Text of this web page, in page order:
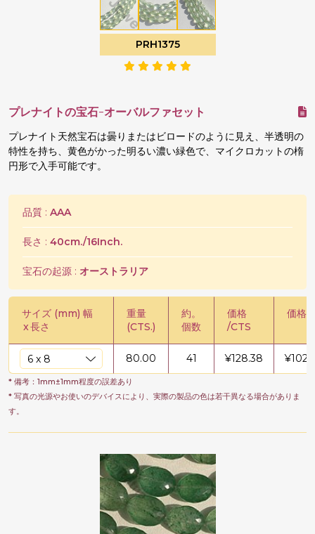
PRH1375
プレナイトの宝石-オーバルファセット
プレナイト天然宝石は曇りまたはビロードのように見え、半透明の
特性を持ち、黄色がかった明るい濃い緑色で、マイクロカットの楕
円形で入手可能です。
品質 : AAA
長さ : 40cm./16Inch.
宝石の起源 : オーストラリア
サイズ (mm) 幅
x長さ
重量
(CTS.)
約。
個数
価格
/CTS
価格 /
80.00 41 ¥128.38 ¥
* 備考：1mm±1mm程度の誤差あり
* 写真の光源やお使いのデバイスにより、実際の製品の色は若干異なる場合がありま
す。